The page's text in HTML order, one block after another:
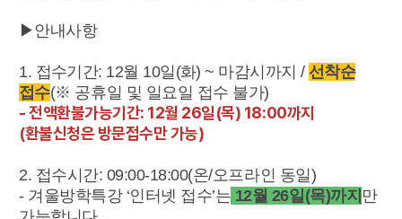
▶안내사항
1. 접수기간: 12월 10일(화) ~ 마감시까지 / 선착순
접수(※ 공휴일 및 일요일 접수 불가)
- 전액환불가능기간: 12월 26일(목) 18:00까지
(환불신청은 방문접수만 가능)
2. 접수시간: 09:00-18:00(온/오프라인 동일)
- 겨울방학특강 ‘인터넷 접수’는 12월 26일(목)까지 만